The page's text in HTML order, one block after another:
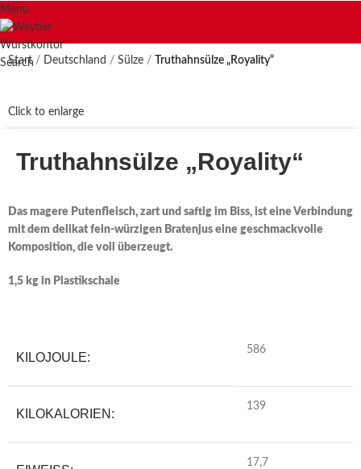
Menu
Search
Start Deutschland Sülze Truthahnsülze „Royality“
Click to enlarge
Truthahnsülze „Royality“
Das magere Putenfleisch, zart und saftig im Biss, ist eine Verbindung
mit dem delikat fein-würzigen Bratenjus eine geschmackvolle
Komposition, die voll überzeugt.
1,5 kg in Plastikschale
KILOJOULE:
586
KILOKALORIEN:
139
17,7